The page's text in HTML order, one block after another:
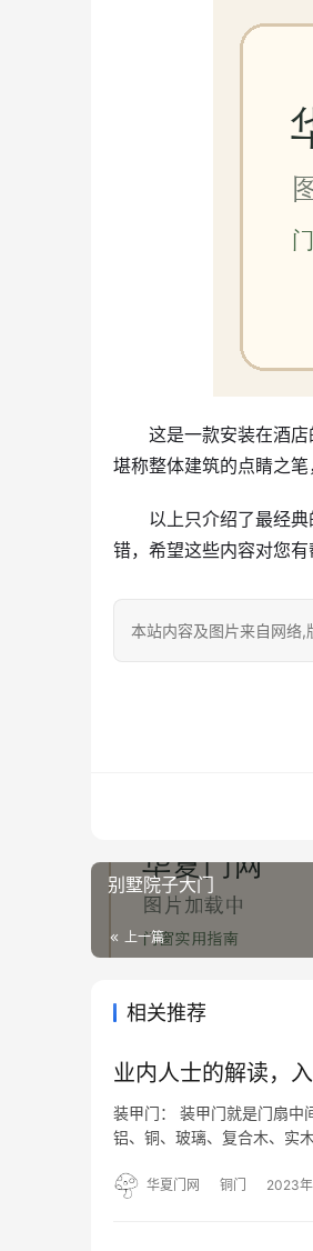
这是一款安装在酒
堪称整体建筑的点睛之
以上只介绍了最经
错，希望这些内容对您有
本站内容及图片来自网络
别墅院子大门
上一篇
相关推荐
业内人士的解读，
装甲门： 装甲门就是门扇中
铝、铜、玻璃、复合木、实
华夏门网 铜门 2023